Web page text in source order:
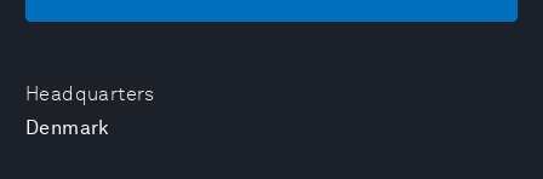
Headquarters
Denmark